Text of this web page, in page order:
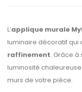
L’applique murale
luminaire décoratif qui
raffinement. Grâce à
luminosité
murs de votre pièce.